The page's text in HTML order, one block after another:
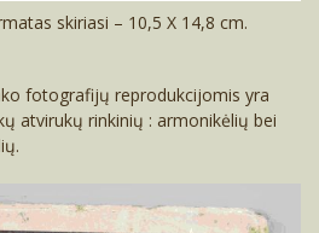
skiriasi – 10,5 X 14,8 cm.
fotografijų reprodukcijomis yra
atvirukų rinkinių : armonikėlių bei